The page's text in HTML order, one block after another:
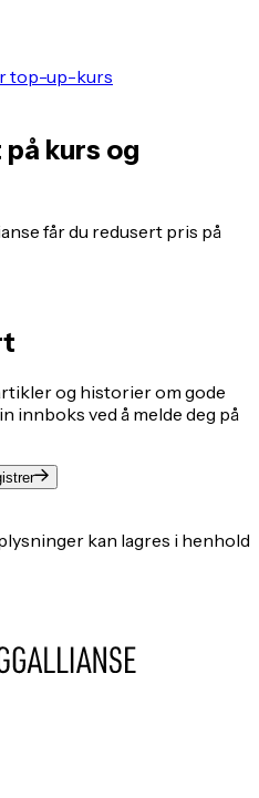
top-up-kurs
kurs og
får du redusert pris på
og historier om gode
innboks ved å melde deg på
kan lagres i henhold